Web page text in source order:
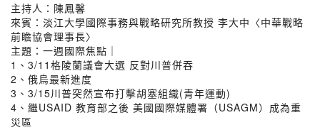
主持人：陳鳳馨
來賓：淡江大學國際事務與戰略研究所教授 李大中〈中華戰略
前瞻協會理事長〉
主題：一週國際焦點｜
1、3/11格陵蘭議會大選 反對川普併吞
2、俄烏最新進度
3、3/15川普突然宣布打擊胡塞組織(青年運動)
4、繼USAID 教育部之後 美國國際媒體署（USAGM）成為重
災區